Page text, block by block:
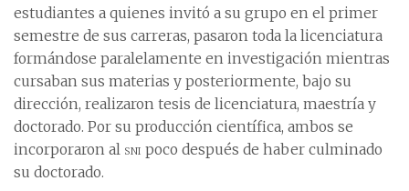
estudiantes a quienes invitó a su grupo en el primer
semestre de sus carreras, pasaron toda la licenciatura
formándose paralelamente en investigación mientras
cursaban sus materias y posteriormente, bajo su
dirección, realizaron tesis de licenciatura, maestría y
doctorado. Por su producción científica, ambos se
incorporaron al sni poco después de haber culminado
su doctorado.